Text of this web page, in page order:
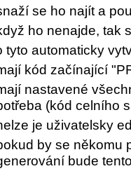
se ho najít a
ho nenajde, tak
tyto automaticky
kód začínající
nastavené
(kód celního
je uživatelsky
by se někomu
bude